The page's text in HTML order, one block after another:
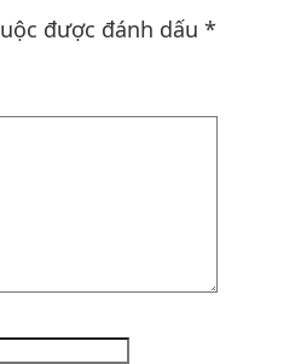
được đánh dấu *